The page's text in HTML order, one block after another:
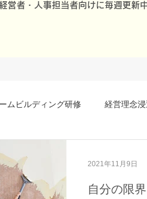
経営者・人事担当者向けに毎週更新
ムビルディング研修 経営理念
自分の限
2021年11月9日